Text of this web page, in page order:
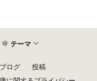
テーマ
ブログ
投稿